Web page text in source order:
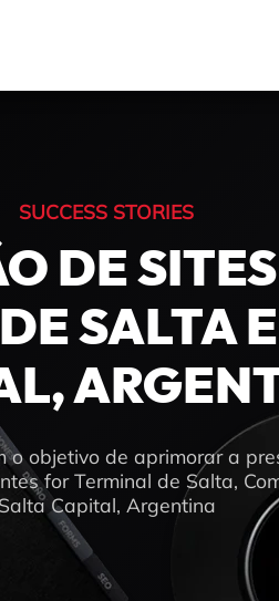
SUCCESS STORIES
DE
SALTA
o objetivo de aprimorar a
for Terminal de Salta,
Salta Capital, Argentina